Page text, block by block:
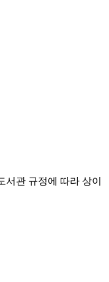
관 규정에 따라 상이